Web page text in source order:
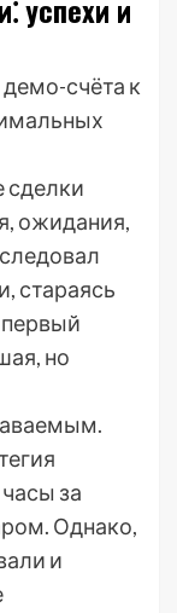
успехи и
счёта к
сделки
ожидания,
стараясь
первый
но
за
Однако,
и